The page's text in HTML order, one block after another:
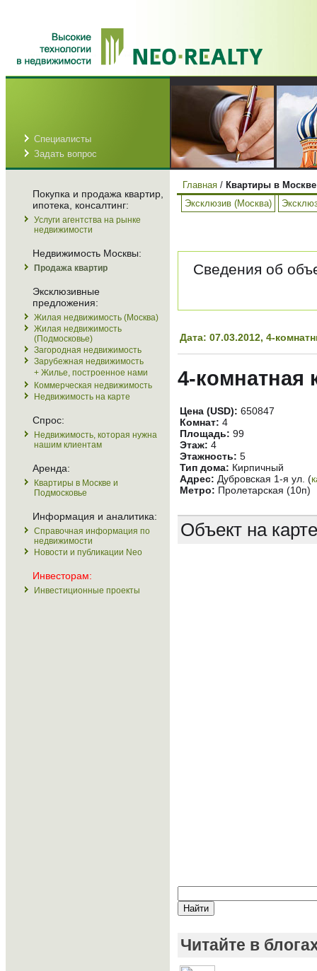
Специалисты
Задать вопрос
Покупка и продажа квартир,
ипотека, консалтинг:
Услуги агентства на рынке
недвижимости
Недвижимость Москвы:
Продажа квартир
Эксклюзивные
предложения:
Жилая недвижимость (Москва)
Жилая недвижимость
(Подмосковье)
Загородная недвижимость
Зарубежная недвижимость
+ Жилье, построенное нами
Коммерческая недвижимость
Недвижимость на карте
Спрос:
Недвижимость, которая нужна
нашим клиентам
Аренда:
Квартиры в Москве и
Подмосковье
Информация и аналитика:
Справочная информация по
недвижимости
Новости и публикации Neo
Инвесторам:
Инвестиционные проекты
Главная / Квартиры в
Эксклюзив (Москва)
Сведения об
Дата: 07.03.2012, 4-
4-комнатная
Цена (USD): 650847
Комнат: 4
Площадь: 99
Этаж: 4
Этажность: 5
Тип дома: Кирпичный
Адрес: Дубровская 1-я ул. (
Метро: Пролетарская (10п)
Объект на карте
Читайте в